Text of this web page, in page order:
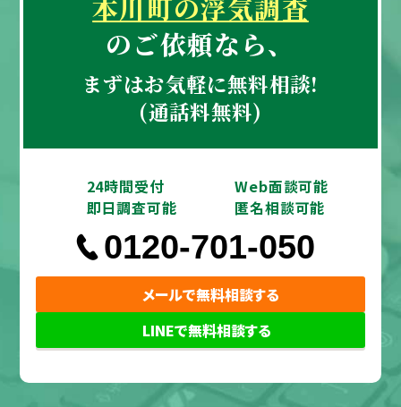
本川町の浮気調査
のご依頼なら、
まずはお気軽に無料相談!
(通話料無料)
24時間受付
Web面談可能
即日調査可能
匿名相談可能
0120-701-050
メールで無料相談する
LINEで無料相談する